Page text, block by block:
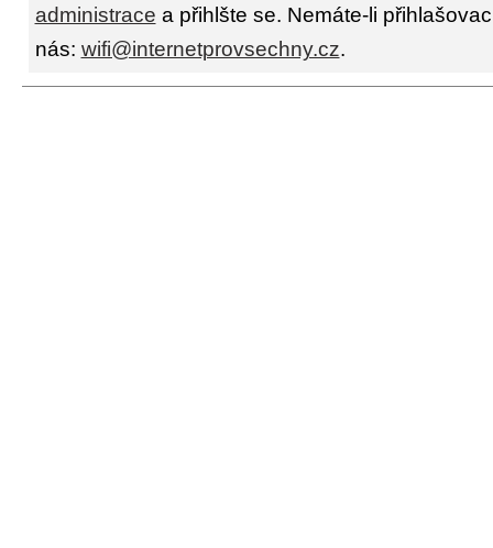
administrace a přihlšte se. Nemáte-li
nás: wifi@internetprovsechny.cz.